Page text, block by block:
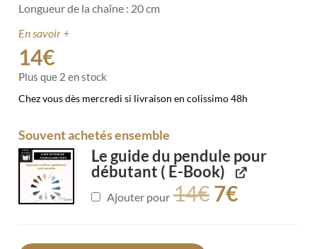
Longueur de la chaîne : 20 cm
En savoir +
14€
Plus que 2 en stock
Chez vous dès mercredi si livraison en colissimo 48h
Souvent achetés ensemble
Le guide du pendule pour
débutant ( E-Book)
Ajouter pour 14€7€